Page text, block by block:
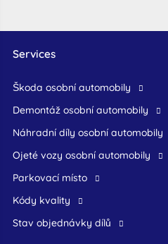
Services
škoda osobní automobily
demontáž osobní automobily
náhradní díly osobní automobily
ojeté vozy osobní automobily
Parkovací místo
Kódy kvality
Stav objednávky dílů